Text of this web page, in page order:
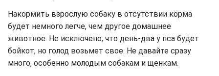
Накормить взрослую собаку в отсутствии корма
будет немного легче, чем другое домашнее
животное. Не исключено, что день-два у пса будет
бойкот, но голод возьмет свое. Не давайте сразу
много, особенно молодым собакам и щенкам.